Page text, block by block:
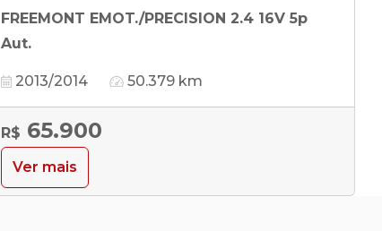
FREEMONT EMOT./PRECISION 2.4 16V 5p
Aut.
2013/2014 50.379 km
R$ 65.900
Ver mais